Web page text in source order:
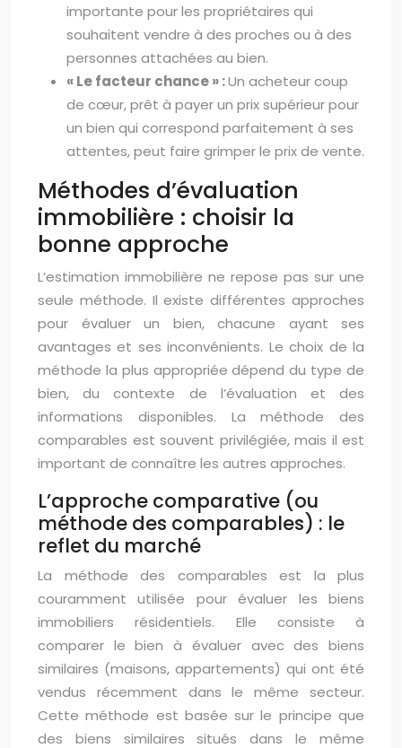
importante pour les propriétaires qui
souhaitent vendre à des proches ou à des
personnes attachées au bien.
« Le facteur chance » :Un acheteur coup
de cœur, prêt à payer un prix supérieur pour
un bien qui correspond parfaitement à ses
attentes, peut faire grimper le prix de vente.
Méthodes d’évaluation
immobilière : choisir la
bonne approche
L’estimation immobilière ne repose pas sur une
seule méthode. Il existe différentes approches
pour évaluer un bien, chacune ayant ses
avantages et ses inconvénients. Le choix de la
méthode la plus appropriée dépend du type de
bien, du contexte de l’évaluation et des
informations disponibles. La méthode des
comparables est souvent privilégiée, mais il est
important de connaître les autres approches.
L’approche comparative (ou
méthode des comparables) : le
reflet du marché
La méthode des comparables est la plus
couramment utilisée pour évaluer les biens
immobiliers résidentiels. Elle consiste à
comparer le bien à évaluer avec des biens
similaires (maisons, appartements) qui ont été
vendus récemment dans le même secteur.
Cette méthode est basée sur le principe que
des biens similaires situés dans le même